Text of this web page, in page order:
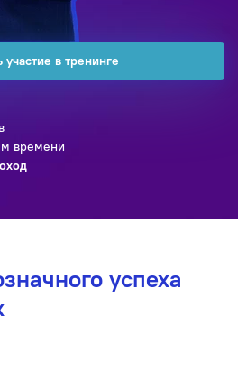
времени
участие в тренинге
успеха